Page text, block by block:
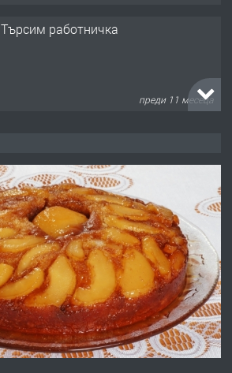
Търсим работничка
преди 11 месеца
преди 1 година
Работа за общи работници
преди 1 година
Първи поход "По стъпките на Ангел